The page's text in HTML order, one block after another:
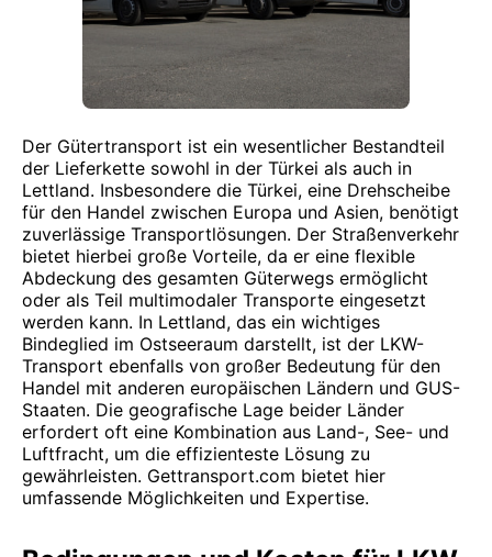
Der Gütertransport ist ein wesentlicher Bestandteil
der Lieferkette sowohl in der Türkei als auch in
Lettland. Insbesondere die Türkei, eine Drehscheibe
für den Handel zwischen Europa und Asien, benötigt
zuverlässige Transportlösungen. Der Straßenverkehr
bietet hierbei große Vorteile, da er eine flexible
Abdeckung des gesamten Güterwegs ermöglicht
oder als Teil multimodaler Transporte eingesetzt
werden kann. In Lettland, das ein wichtiges
Bindeglied im Ostseeraum darstellt, ist der LKW-
Transport ebenfalls von großer Bedeutung für den
Handel mit anderen europäischen Ländern und GUS-
Staaten. Die geografische Lage beider Länder
erfordert oft eine Kombination aus Land-, See- und
Luftfracht, um die effizienteste Lösung zu
gewährleisten. Gettransport.com bietet hier
umfassende Möglichkeiten und Expertise.